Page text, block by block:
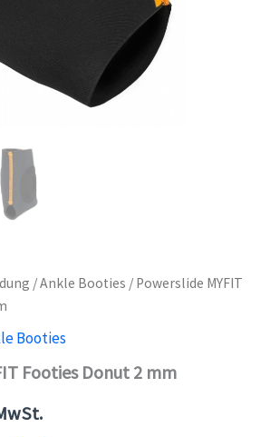
/Ankle Booties / Powerslide MYFIT
Booties
Footies Donut 2 mm